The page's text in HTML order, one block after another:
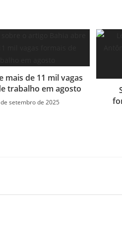
mais de 11 mil vagas
trabalho em agosto
setembro de 2025